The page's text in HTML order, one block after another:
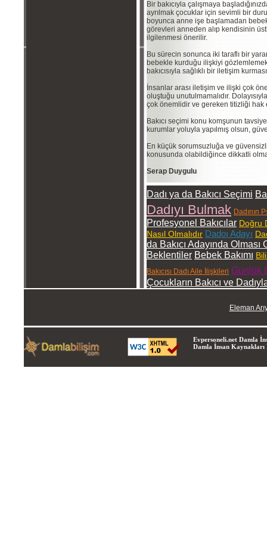
Bir bakıcıyla çalışmaya
ayrılmak çocuklar için sevimli bir
boyunca anne işe başlamadan
görevleri anneden alıp kendisinin
ilgilenmesi önerilir.
Bu sürecin sonunca iki taraflı bir
bebekle kurduğu ilişkiyi
bakıcısıyla sağlıklı bir iletişim
İnsanlar arası iletişim ve ilişki çok
oluştuğu unutulmamalıdır.
çok önemlidir ve gereken titizliği hak
Bakıcı seçimi konu komşunun
kurumlar yoluyla yapılmış olsun,
En küçük sorumsuzluğa ve
konusunda olabildiğince dikkatli
Serap Duygulu
Dadı ya da Bakıcı Seçimi
Dadıyı Bulmak Dadının
Profesyonel Bakıcılar Doğru
Nasıl Olmalıdır Dadoı Adayı
da Bakıcı Adayında
Beklentiler Bebek Bakımı
Bakıcısı Dadı Aile İlişkileri Günlük
Çocukların Bakıcı ve
Eleman
Evpersoneli.net Damla
Damla İnsan Kaynakları